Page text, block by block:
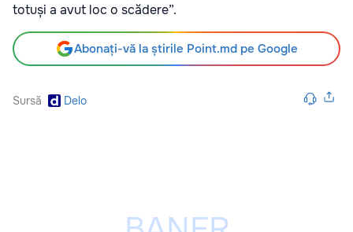
totuși a avut loc o scădere”.
Abonați-vă la știrile Point.md pe Google
Sursă Delo